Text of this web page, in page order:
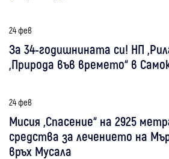
24 фев
За 34-годишнината си! НП
„Природа във времето“ в
24 фев
Мисия „Спасение“ на 2925
средства за лечението на
връх Мусала